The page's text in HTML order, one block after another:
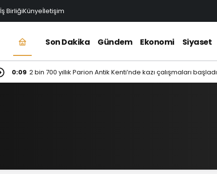
İş BirliğiKünyeİletişim
Son Dakika Gündem Ekonomi Siyaset
0:09 2 bin 700 yıllık Parion Antik Kenti’nde kazı çalışmaları başladı